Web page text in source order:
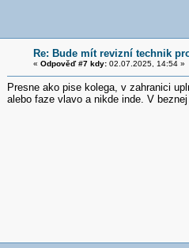
Re: Bude mít revizní technik
« Odpověď #7 kdy:02.07.2025, 14:54 »
Presne ako pise kolega, v zahranici
alebo faze vlavo a nikde inde. V